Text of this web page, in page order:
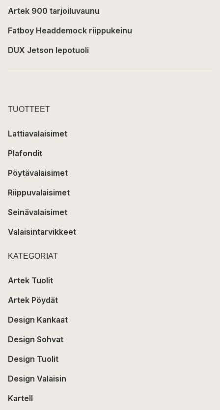
Artek 900 tarjoiluvaunu
Fatboy Headdemock riippukeinu
DUX Jetson lepotuoli
TUOTTEET
Lattiavalaisimet
Plafondit
Pöytävalaisimet
Riippuvalaisimet
Seinävalaisimet
Valaisintarvikkeet
KATEGORIAT
Artek Tuolit
Artek Pöydät
Design Kankaat
Design Sohvat
Design Tuolit
Design Valaisin
Kartell